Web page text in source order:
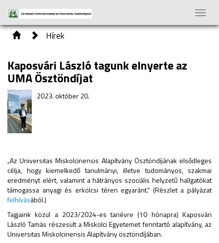
Toggle
Hírek
Kaposvári László tagunk elnyerte az
UMA Ösztöndíjat
2023. október 20.
„Az Universitas Miskolcinensis Alapítvány Ösztöndíjának elsődleges
célja, hogy kiemelkedő tanulmányi, illetve tudományos, szakmai
eredményt elért, valamint a hátrányos szociális helyzetű hallgatókat
támogassa anyagi és erkölcsi téren egyaránt.” (Részlet a pályázat
felhívásából.)
Tagjaink közül a 2023/2024-es tanévre (10 hónapra) Kaposvári
László Tamás részesült a Miskolci Egyetemet fenntartó alapítvány, az
Universitas Miskolcinensis Alapítvány ösztöndíjában.